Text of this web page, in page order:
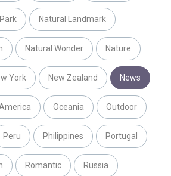
Natural Landmark
Natural Wonder Nature
York New Zealand News
Oceania Outdoor
Peru Philippines Portugal
Romantic Russia